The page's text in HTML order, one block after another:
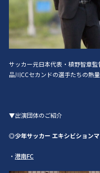
サッカー元日本代表・槙野智章
品川CCセカンドの選手たちの熱
▼出演団体のご紹介
◎少年サッカー エキシビション
・ 港南FC